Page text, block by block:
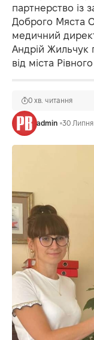
партнерство із
Доброго Мяста
медичний
Андрій Жильчук
від міста
admin 30 Липня
0 хв. читання